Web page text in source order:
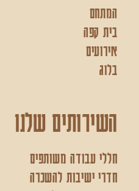
המתחם
בית קפה
אירועים
בלוג
השירותים שלנו
חללי עבודה משותפים
חדרי ישיבות להשכרה